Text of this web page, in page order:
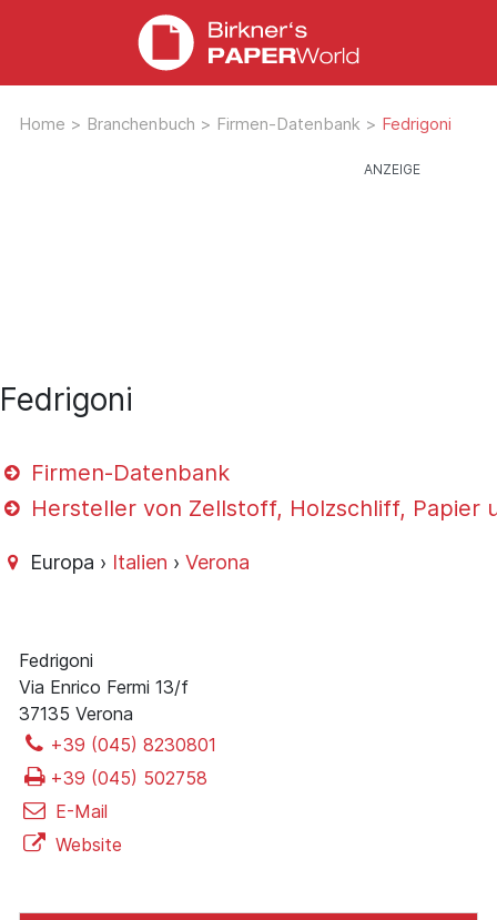
Home > Branchenbuch > Firmen-Datenbank > Fedrigoni
Fedrigoni
Firmen-Datenbank
Hersteller von Zellstoff, Holzschliff, Papier
Europa › Italien ›Verona
Fedrigoni
Via Enrico Fermi 13/f
37135 Verona
+39 (045) 8230801
+39 (045) 502758
E-Mail
Website